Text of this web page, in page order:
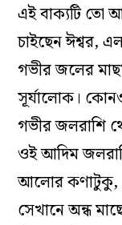
এই বাক্যটি তো
চাইছেন ঈশ্বর,
গভীর জলের
সূর্যালোক।
গভীর জলরাশি
ওই আদিম
আলোর কণাটুকু,
সেখানে অন্ধ